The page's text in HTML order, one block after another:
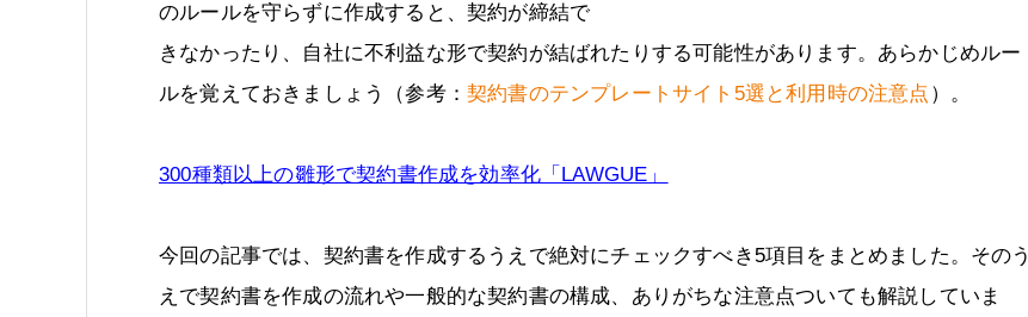
のルールを守らずに作成すると、契約が締結で
きなかったり、自社に不利益な形で契約が結ばれたりする可能性があります。あらかじめルー
ルを覚えておきましょう（参考： 契約書のテンプレートサイト5選と利用時の注意点 ）。
300種類以上の雛形で契約書作成を効率化「LAWGUE」
今回の記事では、契約書を作成するうえで絶対にチェックすべき5項目をまとめました。そのう
えで契約書を作成の流れや一般的な契約書の構成、ありがちな注意点ついても解説していま